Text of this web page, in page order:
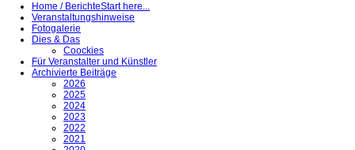
Home / BerichteStart here...
Veranstaltungshinweise
Fotogalerie
Dies & Das
Coockies
Für Veranstalter und Künstler
Archivierte Beiträge
2026
2025
2024
2023
2022
2021